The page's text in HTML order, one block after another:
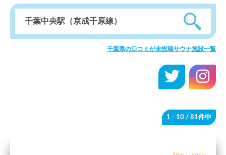
千葉県の口コミが未投稿サウナ施設一覧
1 - 10 / 81件中